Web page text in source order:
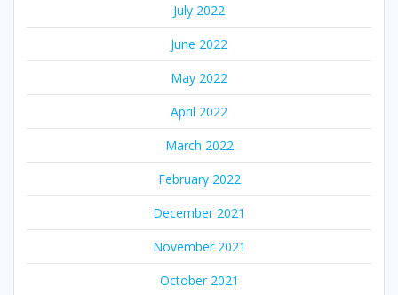
July 2022
June 2022
May 2022
April 2022
March 2022
February 2022
December 2021
November 2021
October 2021